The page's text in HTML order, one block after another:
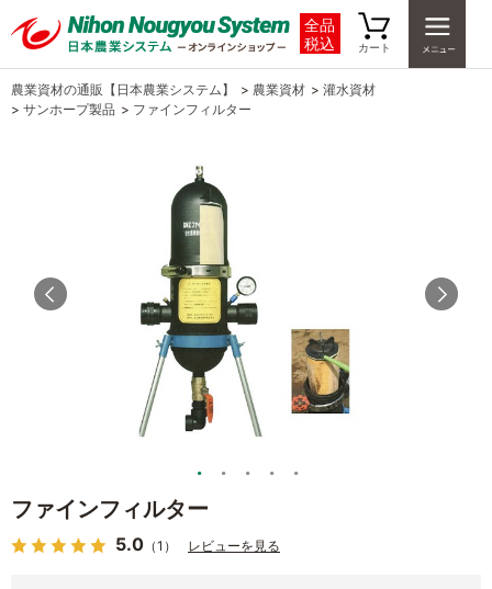
全品
税込
カート
農業資材の通販【日本農業システム】 > 農業資材 > 灌水資材
> サンホープ製品 > ファインフィルター
ファインフィルター
5.0 （1） レビューを見る